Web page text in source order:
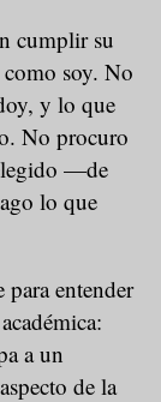
cumplir su
soy. No
y lo que
No procuro
—de
lo que
entender
a un
de la